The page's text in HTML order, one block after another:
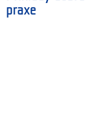
praxe